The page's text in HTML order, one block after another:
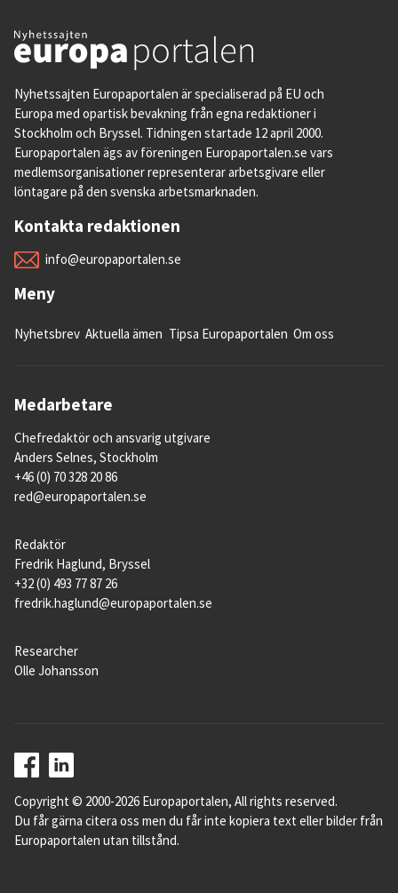
Nyhetssajten Europaportalen är specialiserad på EU och
Europa med opartisk bevakning från egna redaktioner i
Stockholm och Bryssel. Tidningen startade 12 april 2000.
Europaportalen ägs av föreningen Europaportalen.se vars
medlemsorganisationer representerar arbetsgivare eller
löntagare på den svenska arbetsmarknaden.
Kontakta redaktionen
info@europaportalen.se
Meny
Nyhetsbrev Aktuella ämen Tipsa Europaportalen Om oss
Medarbetare
Chefredaktör och ansvarig utgivare
Anders Selnes, Stockholm
+46 (0) 70 328 20 86
red@europaportalen.se
Redaktör
Fredrik Haglund, Bryssel
+32 (0) 493 77 87 26
fredrik.haglund@europaportalen.se
Researcher
Olle Johansson
Copyright © 2000-2026 Europaportalen, All rights reserved.
Du får gärna citera oss men du får inte kopiera text eller bilder från
Europaportalen utan tillstånd.